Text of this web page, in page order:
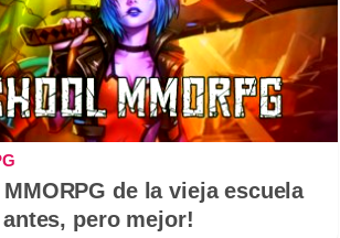
de la vieja escuela
antes, pero mejor!